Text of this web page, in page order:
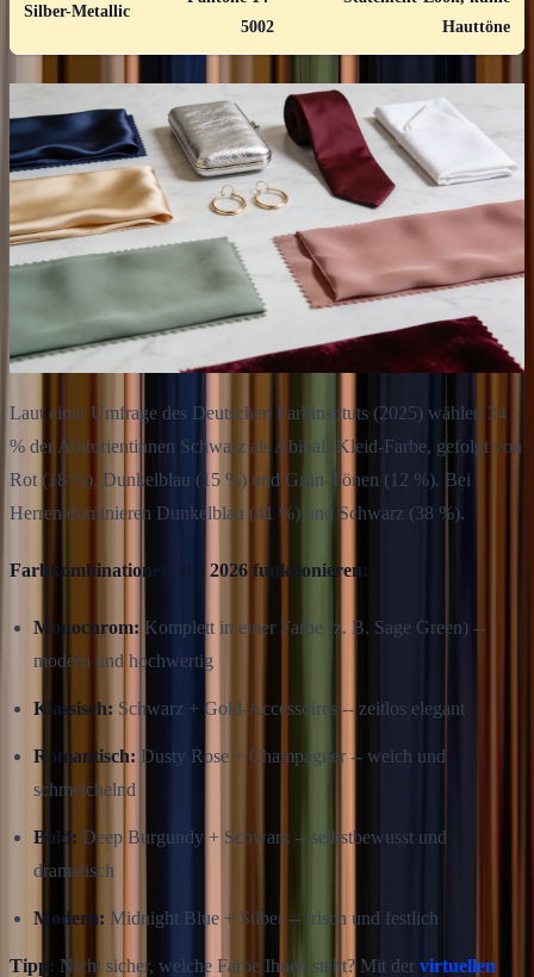
Silber-Metallic
5002
Hauttöne
Laut einer Umfrage des Deutschen Farbinstituts (2025) wählen 34
% der Abiturientinnen Schwarz als Abiball-Kleid-Farbe, gefolgt von
Rot (18 %), Dunkelblau (15 %) und Grün-Tönen (12 %). Bei
Herren dominieren Dunkelblau (41 %) und Schwarz (38 %).
Farbkombinationen, die 2026 funktionieren:
Monochrom: Komplett in einer Farbe (z. B. Sage Green) --
modern und hochwertig
Klassisch: Schwarz + Gold-Accessoires -- zeitlos elegant
Romantisch: Dusty Rose + Champagner -- weich und
schmeichelnd
Bold: Deep Burgundy + Schwarz -- selbstbewusst und
dramatisch
Modern: Midnight Blue + Silber -- frisch und festlich
Tipp: Nicht sicher, welche Farbe Ihnen steht? Mit der virtuellen